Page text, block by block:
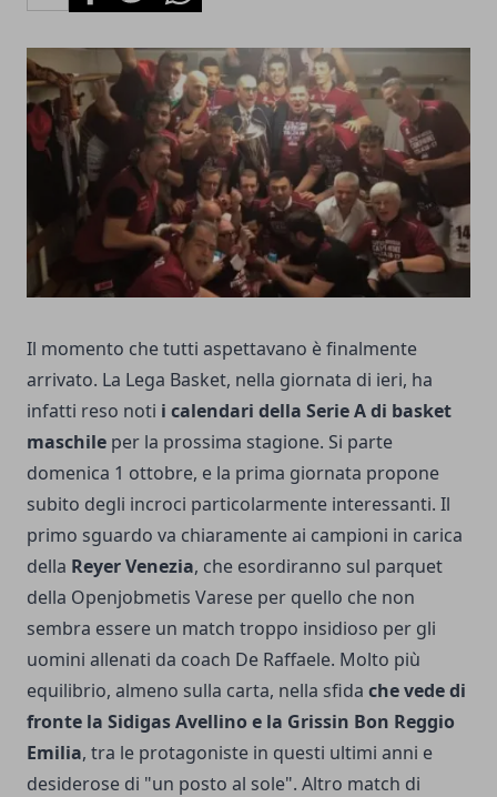
Il momento che tutti aspettavano è finalmente
arrivato. La Lega Basket, nella giornata di ieri, ha
infatti reso noti i calendari della Serie A di basket
maschile per la prossima stagione. Si parte
domenica 1 ottobre, e la prima giornata propone
subito degli incroci particolarmente interessanti. Il
primo sguardo va chiaramente ai campioni in carica
della Reyer Venezia, che esordiranno sul parquet
della Openjobmetis Varese per quello che non
sembra essere un match troppo insidioso per gli
uomini allenati da coach De Raffaele. Molto più
equilibrio, almeno sulla carta, nella sfida che vede di
fronte la Sidigas Avellino e la Grissin Bon Reggio
Emilia, tra le protagoniste in questi ultimi anni e
desiderose di "un posto al sole". Altro match di